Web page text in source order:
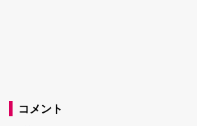
コメント